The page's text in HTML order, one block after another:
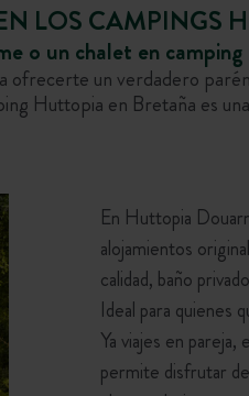
LOS CAMPINGS
o un chalet en
ofrecerte un verdadero
Huttopia en Bretaña es
En Huttopia
alojamientos
calidad, baño
Ideal para quienes
Ya viajes en
permite disfrutar